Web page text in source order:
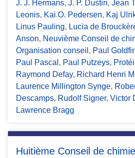
J. J. Hermans, J. P. Dustin, Jean
Leonis, Kai O. Pedersen, Kaj
Linus Pauling, Lucia de
Anson, Neuvième Conseil de
Organisation conseil , Paul
Paul Pascal , Paul Putzeys,
Raymond Defay, Richard Henri
Laurence Millington Synge,
Descamps, Rudolf Signer, Victor
Lawrence Bragg
Huitième Conseil de